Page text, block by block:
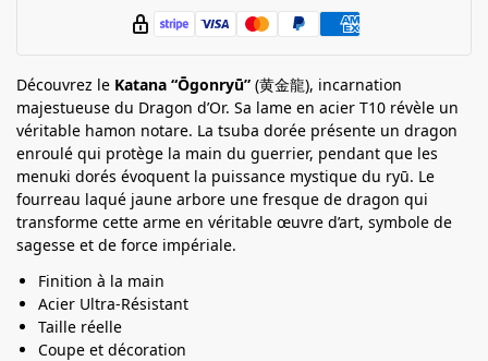
K
a
t
a
n
a
Découvrez le Katana “Ōgonryū” (黄金龍), incarnation
majestueuse du Dragon d’Or. Sa lame en acier T10 révèle un
véritable hamon notare. La tsuba dorée présente un dragon
enroulé qui protège la main du guerrier, pendant que les
menuki dorés évoquent la puissance mystique du ryū. Le
fourreau laqué jaune arbore une fresque de dragon qui
transforme cette arme en véritable œuvre d’art, symbole de
sagesse et de force impériale.
Finition à la main
Acier Ultra-Résistant
Taille réelle
Coupe et décoration